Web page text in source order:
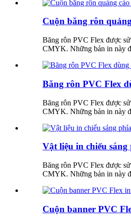
Cuộn băng rôn
Băng rôn PVC Flex được
CMYK. Những bản in này
Băng rôn PVC Flex
Băng rôn PVC Flex được
CMYK. Những bản in này
Vật liệu in chiếu
Băng rôn PVC Flex được
CMYK. Những bản in này
Cuộn banner PVC